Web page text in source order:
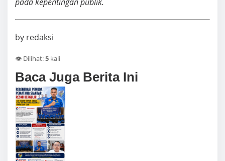
by redaksi
👁️ Dilihat:5 kali
Baca Juga Berita Ini